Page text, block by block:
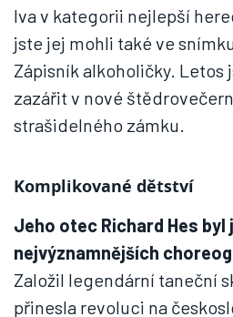
lva v kategorii nejlepší
jste jej mohli také ve
Zápisník alkoholičky. Letos
zazářit v nové
strašidelného zámku.
Komplikované dětství
Jeho otec Richard Hes byl
nejvýznamnějších
Založil legendární taneční
přinesla revoluci na